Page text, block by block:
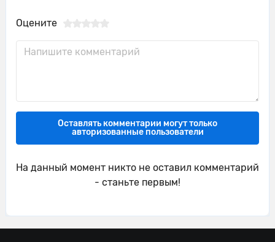
Оцените
Оставлять комментарии могут только
авторизованные пользователи
На данный момент никто не оставил комментарий
- станьте первым!